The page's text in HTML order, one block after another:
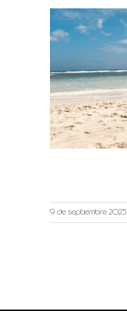
9 de septiembre 2025